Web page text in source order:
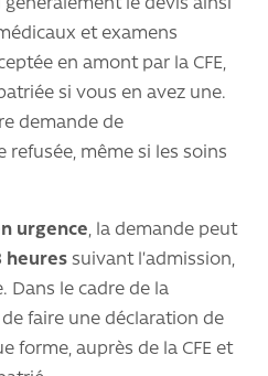
le devis ainsi
et examens
en amont par la CFE,
si vous en avez une.
demande de
même si les soins
urgence, la demande peut
heures suivant l’admission,
Dans le cadre de la
faire une déclaration de
forme, auprès de la CFE et